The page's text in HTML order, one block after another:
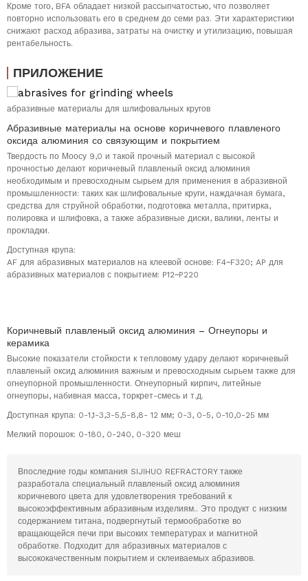
Кроме того, BFA обладает низкой рассыпчатостью, что позволяет
повторно использовать его в среднем до семи раз. Эти характеристики
снижают расход абразива, затраты на очистку и утилизацию, повышая
рентабельность.
ПРИЛОЖЕНИЕ
Абразивные материалы на основе коричневого плавленого
оксида алюминия со связующим и покрытием
Твердость по Моосу 9,0 и такой прочный материал с высокой
прочностью делают коричневый плавленый оксид алюминия
необходимым и превосходным сырьем для применения в абразивной
промышленности: таких как шлифовальные круги, наждачная бумага,
средства для струйной обработки, подготовка металла, притирка,
полировка и шлифовка, а также абразивные диски, валики, ленты и
прокладки.
Доступная крупа:
AF для абразивных материалов на клеевой основе: F4~F320; AP для
абразивных материалов с покрытием: P12~P220
абразивные материалы для шлифовальных кругов
Коричневый плавленый оксид алюминия – Огнеупоры и
керамика
Высокие показатели стойкости к тепловому удару делают коричневый
плавленый оксид алюминия важным и превосходным сырьем также для
огнеупорной промышленности. Огнеупорный кирпич, литейные
огнеупоры, набивная масса, торкрет-смесь и т.д.
Доступная крупа: 0-1,1-3,3-5,5-8,8- 12 мм; 0-3, 0-5, 0-10,0-25 мм
Мелкий порошок: 0-180, 0-240, 0-320 меш
Впоследние годы компания SIJIHUO REFRACTORY также
разработала специальный плавленый оксид алюминия
коричневого цвета для удовлетворения требований к
высокоэффективным абразивным изделиям.. Это продукт с низким
содержанием титана, подвергнутый термообработке во
вращающейся печи при высоких температурах и магнитной
обработке. Подходит для абразивных материалов с
высококачественным покрытием и склеиваемых абразивов.